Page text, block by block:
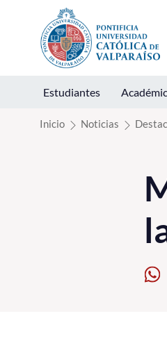
Click acá para ir directamente al
Estudiantes
Inicio Noticias